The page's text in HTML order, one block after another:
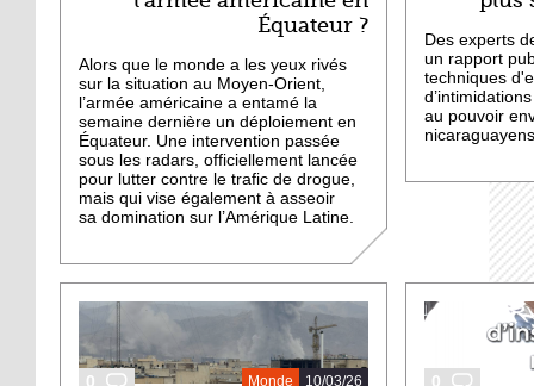
Équateur ?
Alors que le monde a les yeux rivés
sur la situation au Moyen-Orient,
l’armée américaine a entamé la
semaine dernière un déploiement en
Équateur. Une intervention passée
sous les radars, officiellement lancée
pour lutter contre le trafic de drogue,
mais qui vise également à asseoir
sa domination sur l’Amérique Latine.
Des experts
un rapport
techniques
au pouvoir
0 10/03/26
Monde 0